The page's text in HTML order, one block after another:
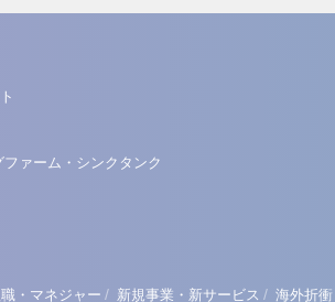
ァーム・シンクタンク
・マネジャー / 新規事業・新サービス / 海外折衝